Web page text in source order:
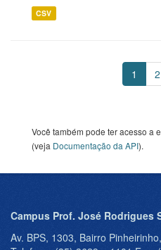
CSV
1 2
Você também pode ter acesso a
(veja Documentação da API).
Campus Prof. José Rodrigues
Av. BPS, 1303, Bairro